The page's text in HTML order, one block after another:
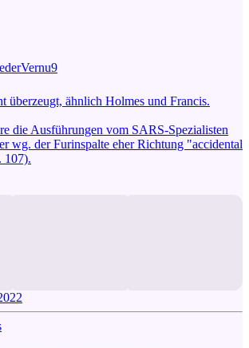
überzeugt, ähnlich Holmes und Francis.
die Ausführungen vom SARS-Spezialisten
wg. der Furinspalte eher Richtung "accidental
107).